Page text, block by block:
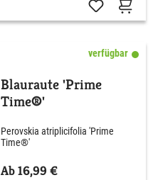
verfügbar
Blauraute 'Prime
Time®'
Perovskia atriplicifolia 'Prime
Time®'
Ab 16,99 €